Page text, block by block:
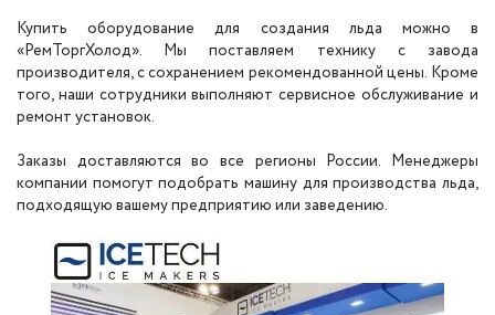
Купить оборудование для создания льда можно в
«РемТоргХолод». Мы поставляем технику с завода
производителя, с сохранением рекомендованной цены. Кроме
того, наши сотрудники выполняют сервисное обслуживание и
ремонт установок.
Заказы доставляются во все регионы России. Менеджеры
компании помогут подобрать машину для производства льда,
подходящую вашему предприятию или заведению.